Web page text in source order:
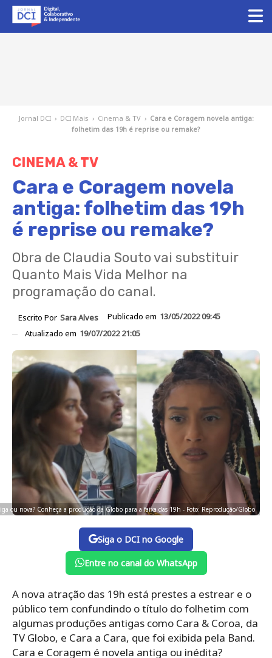
Jornal DCI › DCI Mais › Cinema & TV › Cara e Coragem novela antiga:
folhetim das 19h é reprise ou remake?
CINEMA & TV
Cara e Coragem novela
antiga: folhetim das 19h
é reprise ou remake?
Obra de Claudia Souto vai substituir
Quanto Mais Vida Melhor na
programação do canal.
Escrito Por Sara Alves Publicado em 13/05/2022 09:45
Atualizado em 19/07/2022 21:05
ou nova? Conheça a produção da Globo para a faixa das 19h - Foto: Reprodução/Globo
Siga o DCI no Google
Entre no canal do WhatsApp
A nova atração das 19h está prestes a estrear e o
público tem confundindo o título do folhetim com
algumas produções antigas como Cara & Coroa, da
TV Globo, e Cara a Cara, que foi exibida pela Band.
Cara e Coragem é novela antiga ou inédita?